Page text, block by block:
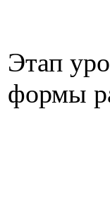
Этап
формы